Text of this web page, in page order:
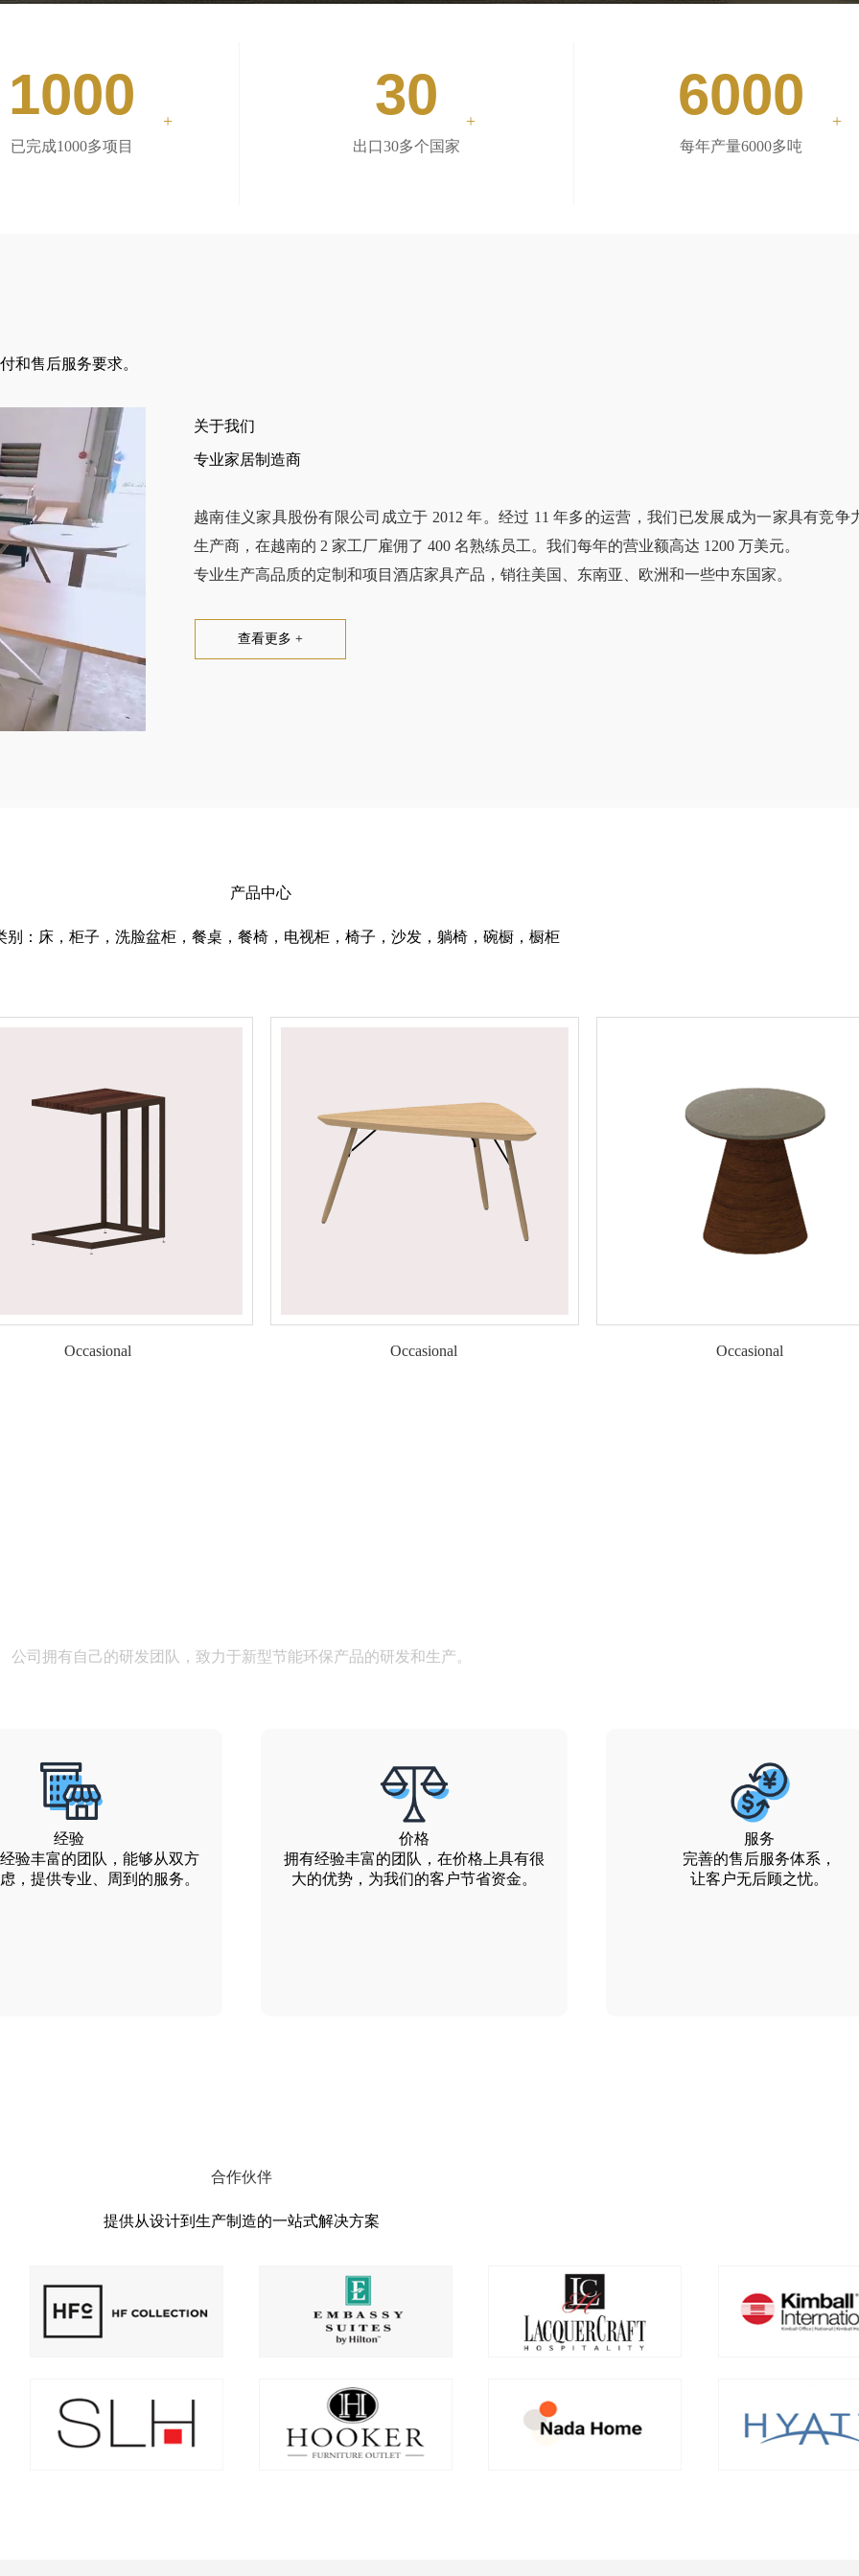
1000 +
已完成1000多项目
30 +
出口30多个国家
6000 +
每年产量6000多吨
和售后服务要求。
关于我们
专业家居制造商
越南佳义家具股份有限公司成立于 2012 年。经过 11 年多的运营，我们已发展成为一家具有竞争
生产商，在越南的 2 家工厂雇佣了 400 名熟练员工。我们每年的营业额高达 1200 万美元。
专业生产高品质的定制和项目酒店家具产品，销往美国、东南亚、欧洲和一些中东国家。
查看更多 +
产品中心
别：床，柜子，洗脸盆柜，餐桌，餐椅，电视柜，椅子，沙发，躺椅，碗橱，橱柜
Occasional Occasional Occasional
公司拥有自己的研发团队，致力于新型节能环保产品的研发和生产。
经验
验丰富的团队，能够从双方
，提供专业、周到的服务。
价格
拥有经验丰富的团队，在价格上具有很
大的优势，为我们的客户节省资金。
服务
完善的售后服务体系，
让客户无后顾之忧。
合作伙伴
提供从设计到生产制造的一站式解决方案